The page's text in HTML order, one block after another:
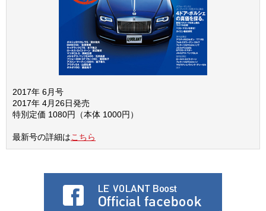
2017年 6月号
2017年 4月26日発売
特別定価 1080円（本体 1000円）
最新号の詳細はこちら